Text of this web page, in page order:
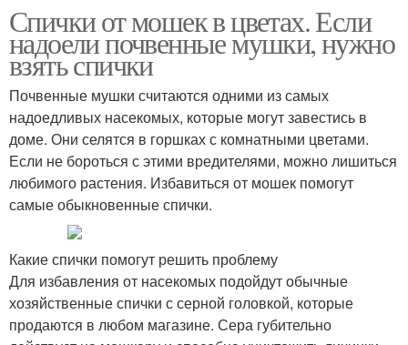
Спички от мошек в цветах. Если
надоели почвенные мушки, нужно
взять спички
Почвенные мушки считаются одними из самых
надоедливых насекомых, которые могут завестись в
доме. Они селятся в горшках с комнатными цветами.
Если не бороться с этими вредителями, можно лишиться
любимого растения. Избавиться от мошек помогут
самые обыкновенные спички.
Какие спички помогут решить проблему
Для избавления от насекомых подойдут обычные
хозяйственные спички с серной головкой, которые
продаются в любом магазине. Сера губительно